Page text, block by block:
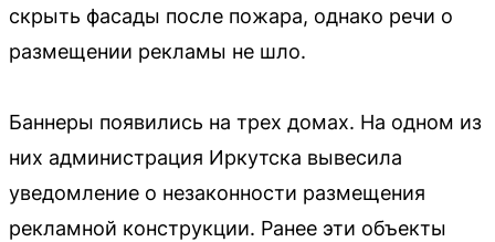
скрыть фасады после пожара, однако речи о
размещении рекламы не шло.
Баннеры появились на трех домах. На одном из
них администрация Иркутска вывесила
уведомление о незаконности размещения
рекламной конструкции. Ранее эти объекты